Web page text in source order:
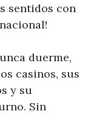
sentidos con
duerme,
casinos, sus
y su
Sin